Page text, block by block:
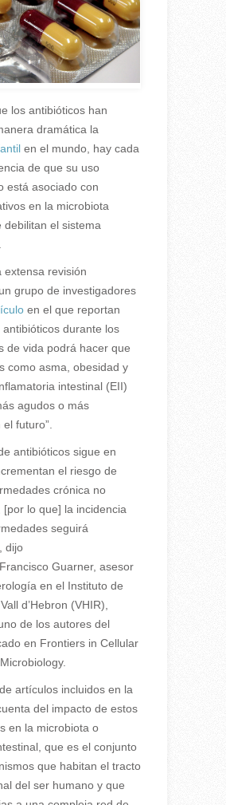
los antibióticos han
dramática la
en el mundo, hay cada
de que su uso
está asociado con
en la microbiota
debilitan el sistema
extensa revisión
grupo de investigadores
en el que reportan
durante los
de vida podrá hacer que
como asma, obesidad y
intestinal (EII)
agudos o más
futuro”.
antibióticos sigue en
el riesgo de
crónica no
[por lo que] la incidencia
seguirá
dijo
Guarner, asesor
en el Instituto de
d’Hebron (VHIR),
de los autores del
en Frontiers in Cellular
artículos incluidos en la
del impacto de estos
en la microbiota o
que es el conjunto
que habitan el tracto
del ser humano y que